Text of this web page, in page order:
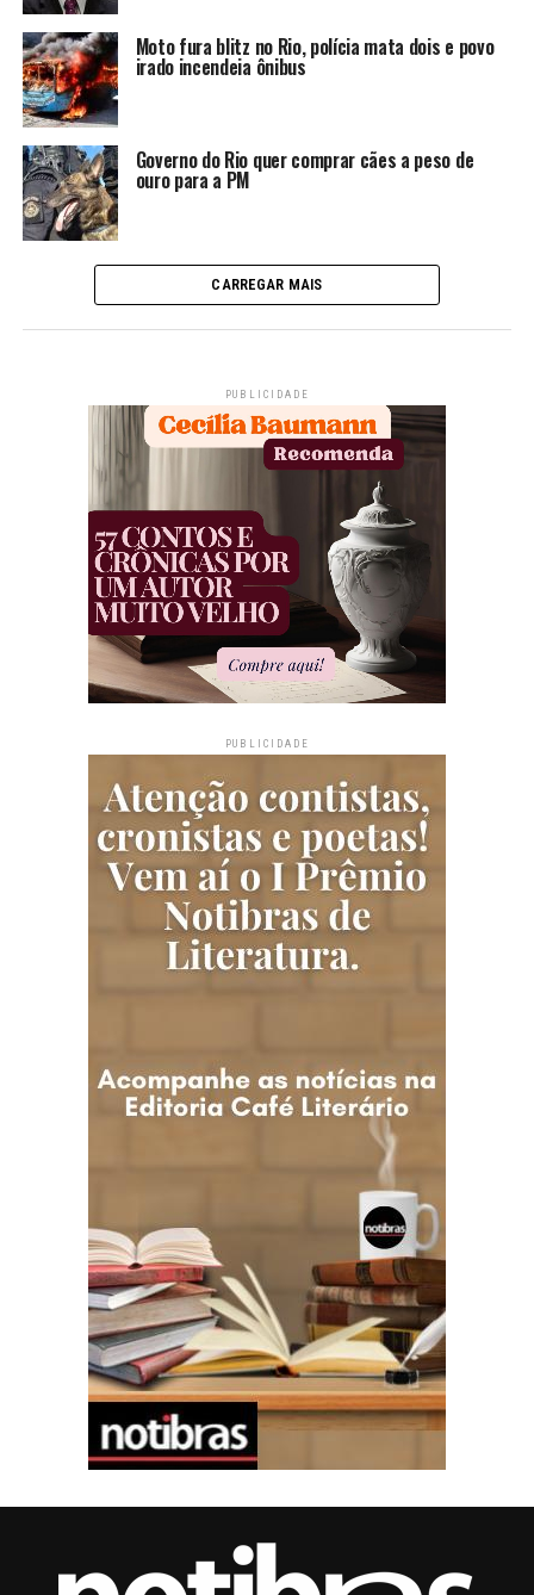
Moto fura blitz no Rio, polícia mata dois e povo
irado incendeia ônibus
Governo do Rio quer comprar cães a peso de
ouro para a PM
CARREGAR MAIS
PUBLICIDADE
PUBLICIDADE